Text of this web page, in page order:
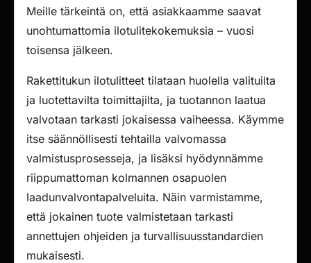
Meille tärkeintä on, että asiakkaamme saavat
unohtumattomia ilotulitekokemuksia – vuosi
toisensa jälkeen.
Rakettitukun ilotulitteet tilataan huolella valituilta
ja luotettavilta toimittajilta, ja tuotannon laatua
valvotaan tarkasti jokaisessa vaiheessa. Käymme
itse säännöllisesti tehtailla valvomassa
valmistusprosesseja, ja lisäksi hyödynnämme
riippumattoman kolmannen osapuolen
laadunvalvontapalveluita. Näin varmistamme,
että jokainen tuote valmistetaan tarkasti
annettujen ohjeiden ja turvallisuusstandardien
mukaisesti.